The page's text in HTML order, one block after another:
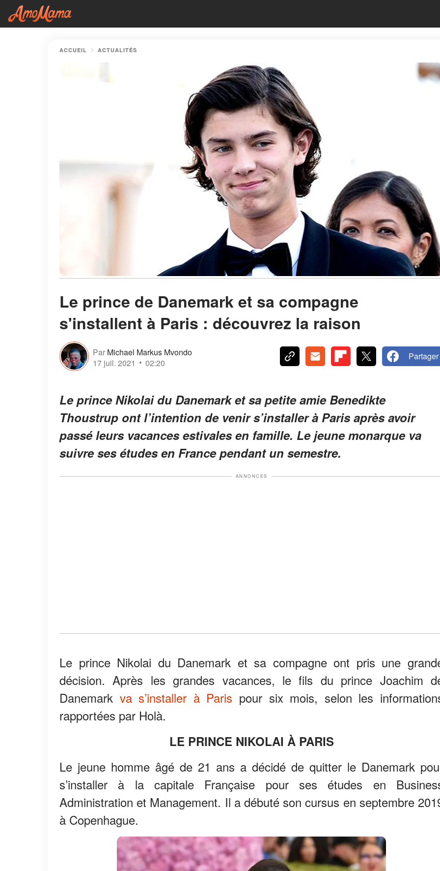
ACCUEIL ACTUALITÉS
Le prince de Danemark et sa compagne
s'installent à Paris : découvrez la raison
Par Michael Markus Mvondo
17 juil. 2021
02:20
Partager
Le prince Nikolai du Danemark et sa petite amie Benedikte
Thoustrup ont l’intention de venir s’installer à Paris après avoir
passé leurs vacances estivales en famille. Le jeune monarque va
suivre ses études en France pendant un semestre.
ANNONCES
Le prince Nikolai du Danemark et sa compagne ont pris une
décision. Après les grandes vacances, le fils du prince Joachim
Danemark va s’installer à Paris pour six mois, selon les
rapportées par Holà.
LE PRINCE NIKOLAI À PARIS
Le jeune homme âgé de 21 ans a décidé de quitter le Danemark
s’installer à la capitale Française pour ses études en
Administration et Management. Il a débuté son cursus en septembre
à Copenhague.